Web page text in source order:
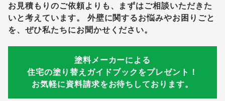
お見積もりのご依頼よりも、まずはご相談いただきた
いと考えています。
外壁に関するお悩みやお困りごと
を、ぜひ私たちにお聞かせください。
塗料メーカーによる
住宅の塗り替えガイドブックをプレゼント！
お気軽に資料請求をお待ちしております。